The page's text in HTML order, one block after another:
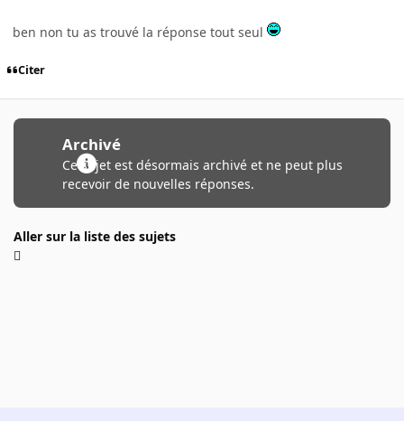
ben non tu as trouvé la réponse tout seul
Citer
Archivé
Ce sujet est désormais archivé et ne peut plus
recevoir de nouvelles réponses.
Aller sur la liste des sujets